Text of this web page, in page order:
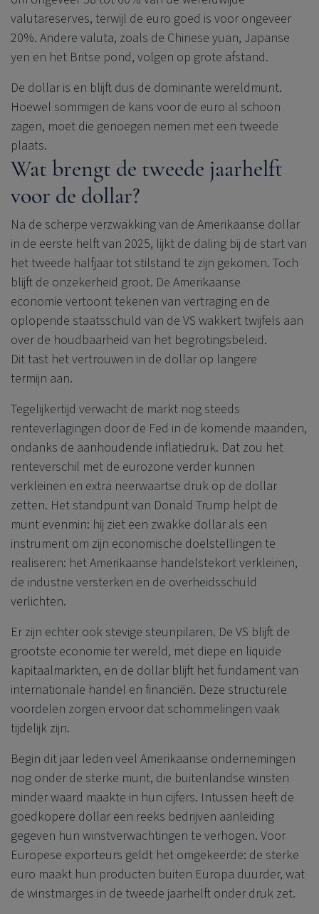
valutareserves, terwijl de euro goed is voor ongeveer
20%. Andere valuta, zoals de Chinese yuan, Japanse
yen en het Britse pond, volgen op grote afstand.
De dollar is en blijft dus de dominante wereldmunt.
Hoewel sommigen de kans voor de euro al schoon
zagen, moet die genoegen nemen met een tweede
plaats.
Wat brengt de tweede jaarhelft
voor de dollar?
Na de scherpe verzwakking van de Amerikaanse dollar
in de eerste helft van 2025, lijkt de daling bij de start van
het tweede halfjaar tot stilstand te zijn gekomen. Toch
blijft de onzekerheid groot. De Amerikaanse
economie vertoont tekenen van vertraging en de
oplopende staatsschuld van de VS wakkert twijfels aan
over de houdbaarheid van het begrotingsbeleid.
Dit tast het vertrouwen in de dollar op langere
termijn aan.
Tegelijkertijd verwacht de markt nog steeds
renteverlagingen door de Fed in de komende maanden,
ondanks de aanhoudende inflatiedruk. Dat zou het
renteverschil met de eurozone verder kunnen
verkleinen en extra neerwaartse druk op de dollar
zetten. Het standpunt van Donald Trump helpt de
munt evenmin: hij ziet een zwakke dollar als een
instrument om zijn economische doelstellingen te
realiseren: het Amerikaanse handelstekort verkleinen,
de industrie versterken en de overheidsschuld
verlichten.
Er zijn echter ook stevige steunpilaren. De VS blijft de
grootste economie ter wereld, met diepe en liquide
kapitaalmarkten, en de dollar blijft het fundament van
internationale handel en financiën. Deze structurele
voordelen zorgen ervoor dat schommelingen vaak
tijdelijk zijn.
Begin dit jaar leden veel Amerikaanse ondernemingen
nog onder de sterke munt, die buitenlandse winsten
minder waard maakte in hun cijfers. Intussen heeft de
goedkopere dollar een reeks bedrijven aanleiding
gegeven hun winstverwachtingen te verhogen. Voor
Europese exporteurs geldt het omgekeerde: de sterke
euro maakt hun producten buiten Europa duurder, wat
de winstmarges in de tweede jaarhelft onder druk zet.